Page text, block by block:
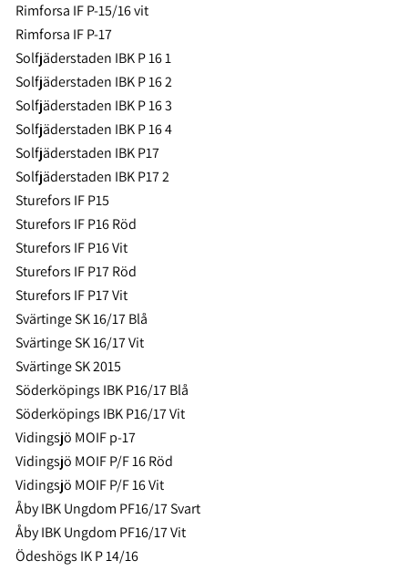
Rimforsa IF P-15/16 vit
Rimforsa IF P-17
Solfjäderstaden IBK P 16 1
Solfjäderstaden IBK P 16 2
Solfjäderstaden IBK P 16 3
Solfjäderstaden IBK P 16 4
Solfjäderstaden IBK P17
Solfjäderstaden IBK P17 2
Sturefors IF P15
Sturefors IF P16 Röd
Sturefors IF P16 Vit
Sturefors IF P17 Röd
Sturefors IF P17 Vit
Svärtinge SK 16/17 Blå
Svärtinge SK 16/17 Vit
Svärtinge SK 2015
Söderköpings IBK P16/17 Blå
Söderköpings IBK P16/17 Vit
Vidingsjö MOIF p-17
Vidingsjö MOIF P/F 16 Röd
Vidingsjö MOIF P/F 16 Vit
Åby IBK Ungdom PF16/17 Svart
Åby IBK Ungdom PF16/17 Vit
Ödeshögs IK P 14/16